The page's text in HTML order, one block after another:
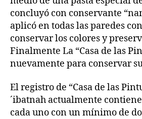
concluyó con conservante
aplicó en todas las paredes
conservar los colores y
Finalmente La “Casa de las
nuevamente para conservar
El registro de “Casa de las
´ibatnah actualmente
cada uno con un mínimo de